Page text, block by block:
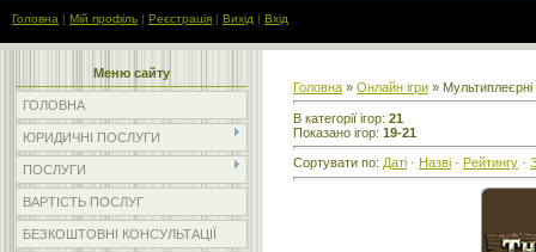
Головна | Мій профіль | Реєстрація | Вихід | Вхід
Меню сайту
ГОЛОВНА
ЮРИДИЧНІ ПОСЛУГИ
ПОСЛУГИ
ВАРТІСТЬ ПОСЛУГ
БЕЗКОШТОВНІ КОНСУЛЬТАЦІЇ
Головна » Онлайн ігри » Мультиплеєрні
В категорії ігор: 21
Показано ігор: 19-21
Сортувати по: Даті · Назві · Рейтингу ·